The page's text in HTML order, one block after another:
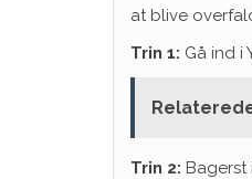
at blive
Trin 1: Gå ind i
Trin 2: Bagerst